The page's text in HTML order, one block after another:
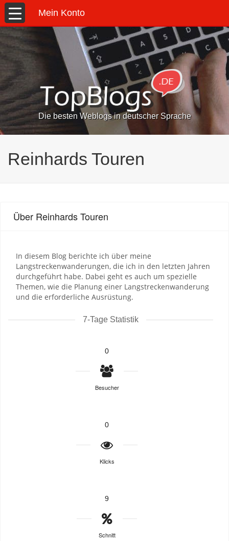
Mein Konto
Die besten Weblogs in deutscher Sprache
Reinhards Touren
Über Reinhards Touren
In diesem Blog berichte ich über meine
Langstreckenwanderungen, die ich in den letzten Jahren
durchgeführt habe. Dabei geht es auch um spezielle
Themen, wie die Planung einer Langstreckenwanderung
und die erforderliche Ausrüstung.
7-Tage Statistik
0
Besucher
0
Klicks
9
Schnitt